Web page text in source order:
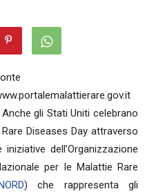
gli Stati Uniti celebrano
Diseases Day attraverso
iniziative dell’Organizzazione
per le Malattie Rare
) che rappresenta gli